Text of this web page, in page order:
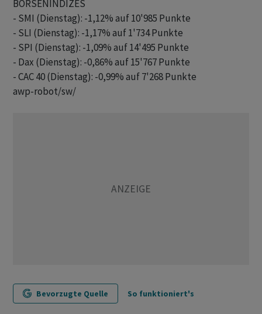
BÖRSENINDIZES
- SMI (Dienstag): -1,12% auf 10'985 Punkte
- SLI (Dienstag): -1,17% auf 1'734 Punkte
- SPI (Dienstag): -1,09% auf 14'495 Punkte
- Dax (Dienstag): -0,86% auf 15'767 Punkte
awp-robot/sw/
Bevorzugte Quelle So funktioniert's